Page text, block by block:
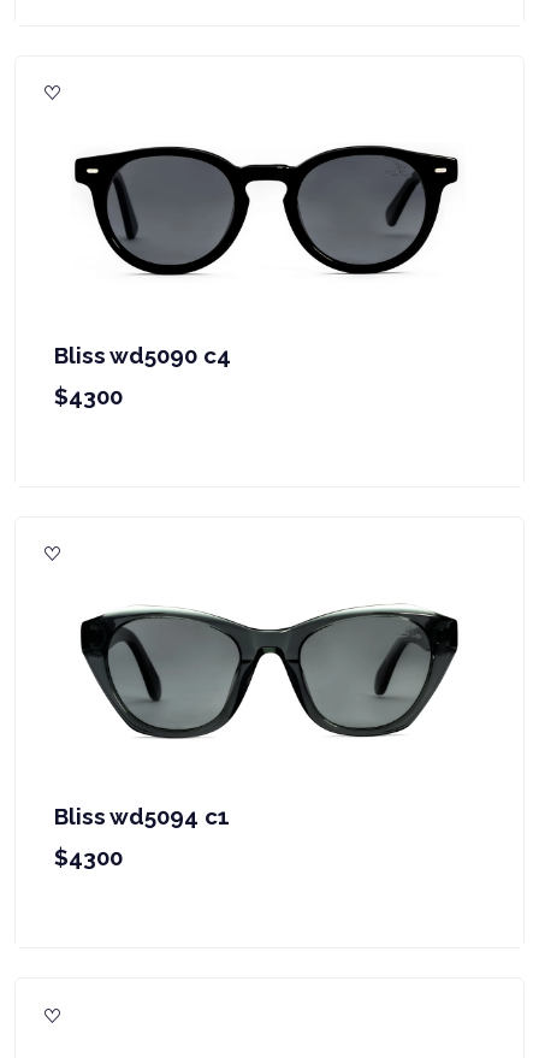
Bliss wd5090 c4
$4300
Bliss wd5094 c1
$4300